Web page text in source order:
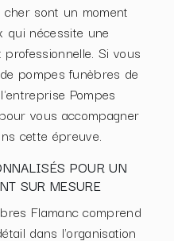
sont un moment
qui nécessite une
Si vous
pompes funèbres de
Pompes
vous accompagner
cette épreuve.
POUR UN
SUR MESURE
Flamanc comprend
dans l'organisation